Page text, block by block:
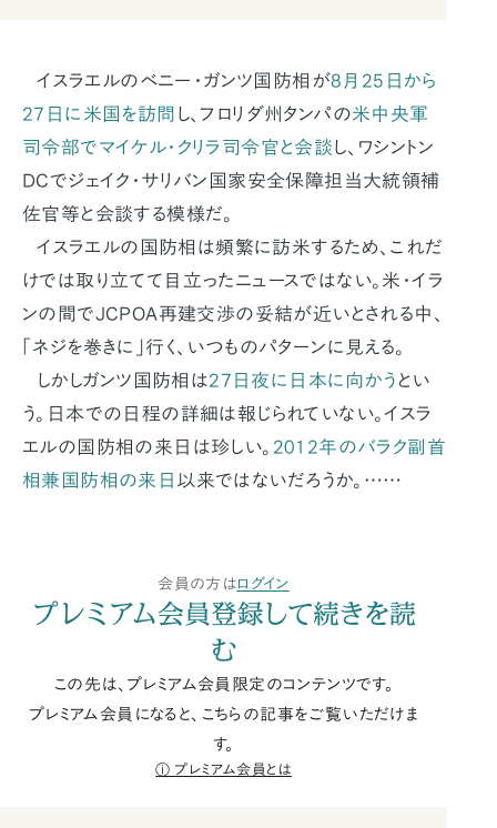
イスラエルのベニー・ガンツ国防相が8月25日から
27日に米国を訪問 し、フロリダ州タンパの米中央軍
司令部でマイケル・クリラ司令官と会談し、ワシントン
DCでジェイク・サリバン国家安全保障担当大統領補
佐官等と会談する模様だ。
イスラエルの国防相は頻繁に訪米するため、これだ
けでは取り立てて目立ったニュースではない。米・イラ
ンの間でJCPOA再建交渉の妥結が近いとされる中、
「ネジを巻きに」行く、いつものパターンに見える。
しかしガンツ国防相は27日夜に日本に向かうとい
う。日本での日程の詳細は報じられていない。イスラ
エルの国防相の来日は珍しい。 2012年のバラク副首
相兼国防相の来日 以来ではないだろうか。……
会員の方はログイン
プレミアム会員登録して続きを読
む
この先は、プレミアム会員限定のコンテンツです。
プレミアム会員になると、こちらの記事をご覧いただけま
す。
プレミアム会員とは